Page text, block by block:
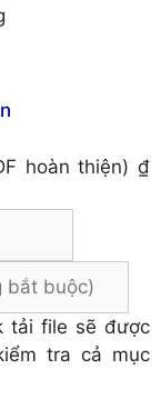
hoàn thiện) ₫
tải file sẽ được
tra cả mục